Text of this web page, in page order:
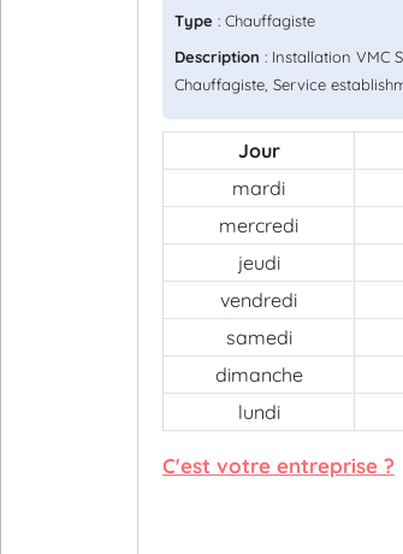
Type : Chauffagiste
Description : Installation VMC
Chauffagiste, Service
Jour
mardi
mercredi
jeudi
vendredi
samedi
dimanche
lundi
C'est votre entreprise ?